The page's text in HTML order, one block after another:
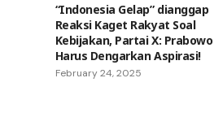
“Indonesia Gelap” dianggap
Reaksi Kaget Rakyat Soal
Kebijakan, Partai X: Prabowo
Harus Dengarkan Aspirasi!
February 24, 2025